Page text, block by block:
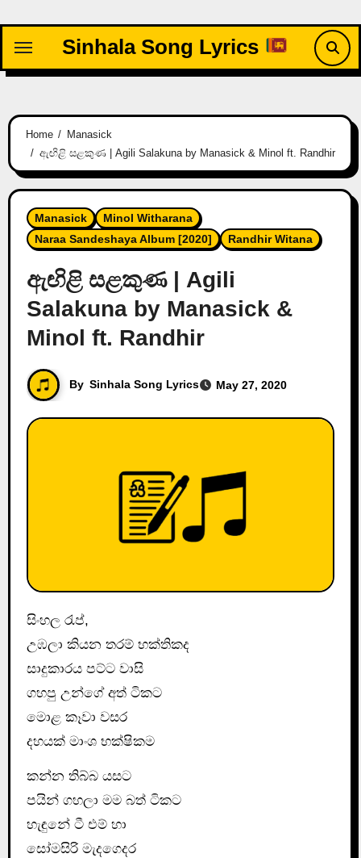
content
Sinhala Song Lyrics
Home
Manasick
ඇඟිළි සළකුණ | Agili Salakuna by Manasick & Minol ft. Randhir
Manasick
Minol Witharana
Naraa Sandeshaya Album [2020]
Randhir Witana
ඇඟිළි සළකුණ | Agili
Salakuna by Manasick &
Minol ft. Randhir
By Sinhala Song Lyrics May 27, 2020
සිංහල රැප්,
උඹලා කියන තරම් භක්තිකද
සාදුකාරය පට්ට වාසි
ගහපු උන්ගේ අත් ටිකට
මොළ කෑවා වසර
දහයක් මාංශ භක්ෂිකම
කන්න තිබ්බ යසට
පයින් ගහලා මම බත් ටිකට
හැඳුනේ ටී එම් හා
සෝමසිරි මැදගෙදර